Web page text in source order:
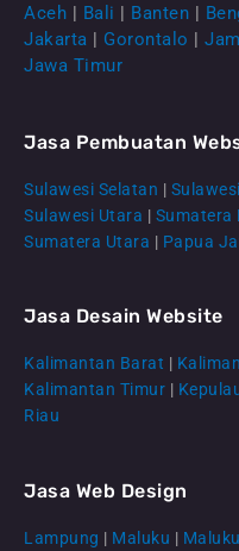
CS
Aceh | Bali | Banten |
Jakarta | Gorontalo |
Jawa Timur
Jasa Pembuatan
Sulawesi Selatan |
Sulawesi Utara | Sumatera
Sumatera Utara | Papua
Jasa Desain Website
Kalimantan Barat |
Kalimantan Timur |
Riau
Jasa Web Design
Lampung | Maluku |